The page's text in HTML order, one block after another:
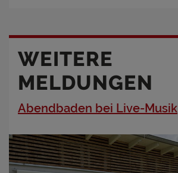
WEITERE
MELDUNGEN
Abendbaden bei Live-Musik